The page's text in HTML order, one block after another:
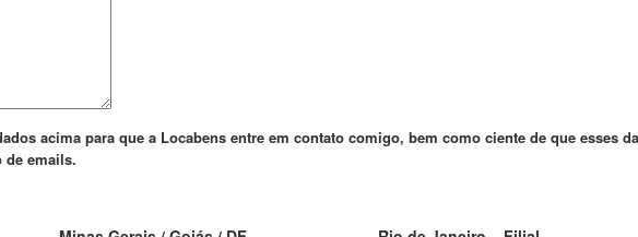
acima para que a Locabens entre em contato comigo, bem como ciente de que esses
de emails.